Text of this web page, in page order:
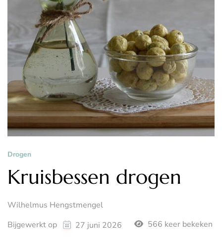
Drogen
Kruisbessen drogen
Wilhelmus Hengstmengel
Bijgewerkt op
27 juni 2026 566 keer bekeken